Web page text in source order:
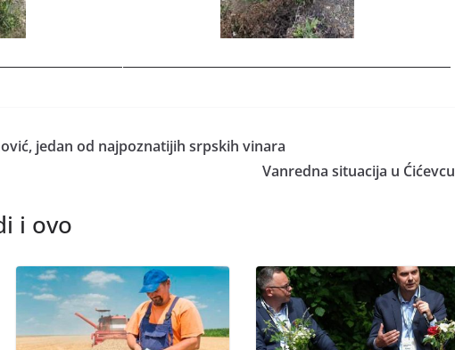
jedan od najpoznatijih srpskih vinara
Vanredna situacija u Ćićevcu
i ovo